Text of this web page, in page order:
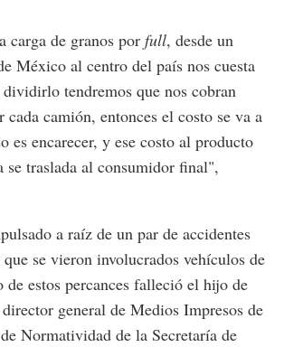
carga de granos por full, desde un
México al centro del país nos cuesta
tendremos que nos cobran
cada camión, entonces el costo se va a
es encarecer, y ese costo al producto
se traslada al consumidor final",
a raíz de un par de accidentes
se vieron involucrados vehículos de
de estos percances falleció el hijo de
general de Medios Impresos de
Normatividad de la Secretaría de